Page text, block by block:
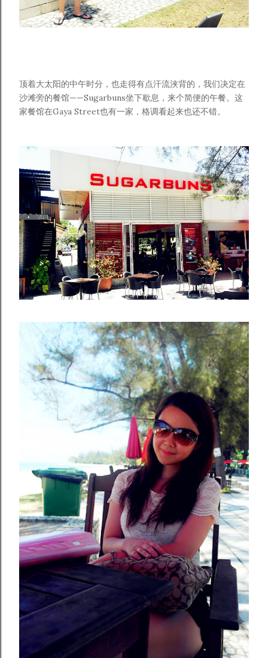
顶着大太阳的中午时分，也走得有点汗流浃背的，我们决定在
沙滩旁的餐馆——Sugarbuns坐下歇息，来个简便的午餐。这
家餐馆在Gaya Street也有一家，格调看起来也还不错。